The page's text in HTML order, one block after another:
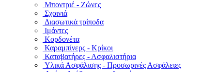
Μποντριέ - Ζώνες
Σχοινιά
Διασωτικά τρίποδα
Ιμάντες
Κορδονέτα
Καραμπίνερς - Κρίκοι
Καταβατήρες - Ασφαλιστήρια
Υλικά Ασφάλισης - Προσωρινές Ασφάλειες